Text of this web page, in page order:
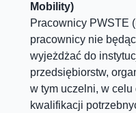
Mobility)
Pracownicy PWSTE
pracownicy nie
wyjeżdżać do
przedsiębiorstw,
w tym uczelni, w
kwalifikacji